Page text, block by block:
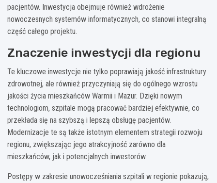
pacjentów. Inwestycja obejmuje również wdrożenie
nowoczesnych systemów informatycznych, co stanowi integralną
część całego projektu.
Znaczenie inwestycji dla regionu
Te kluczowe inwestycje nie tylko poprawiają jakość infrastruktury
zdrowotnej, ale również przyczyniają się do ogólnego wzrostu
jakości życia mieszkańców Warmii i Mazur. Dzięki nowym
technologiom, szpitale mogą pracować bardziej efektywnie, co
przekłada się na szybszą i lepszą obsługę pacjentów.
Modernizacje te są także istotnym elementem strategii rozwoju
regionu, zwiększając jego atrakcyjność zarówno dla
mieszkańców, jak i potencjalnych inwestorów.
Postępy w zakresie unowocześniania szpitali w regionie pokazują,